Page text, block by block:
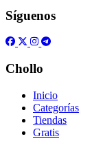
Síguenos
Chollo
Inicio
Categorías
Tiendas
Gratis